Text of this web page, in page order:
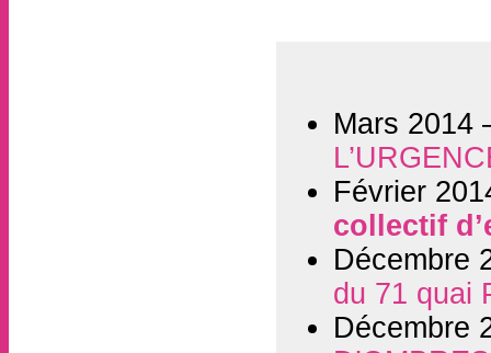
Mars 2014
Février
collectif
Décembre
du 71 quai
Décembre